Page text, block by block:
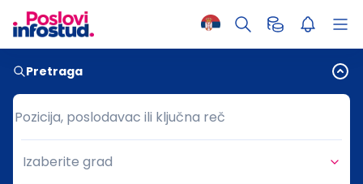
Pretraga
Pozicija, poslodavac ili ključna reč
Pozicija, poslodavac ili ključna reč
Grad
Izaberite grad